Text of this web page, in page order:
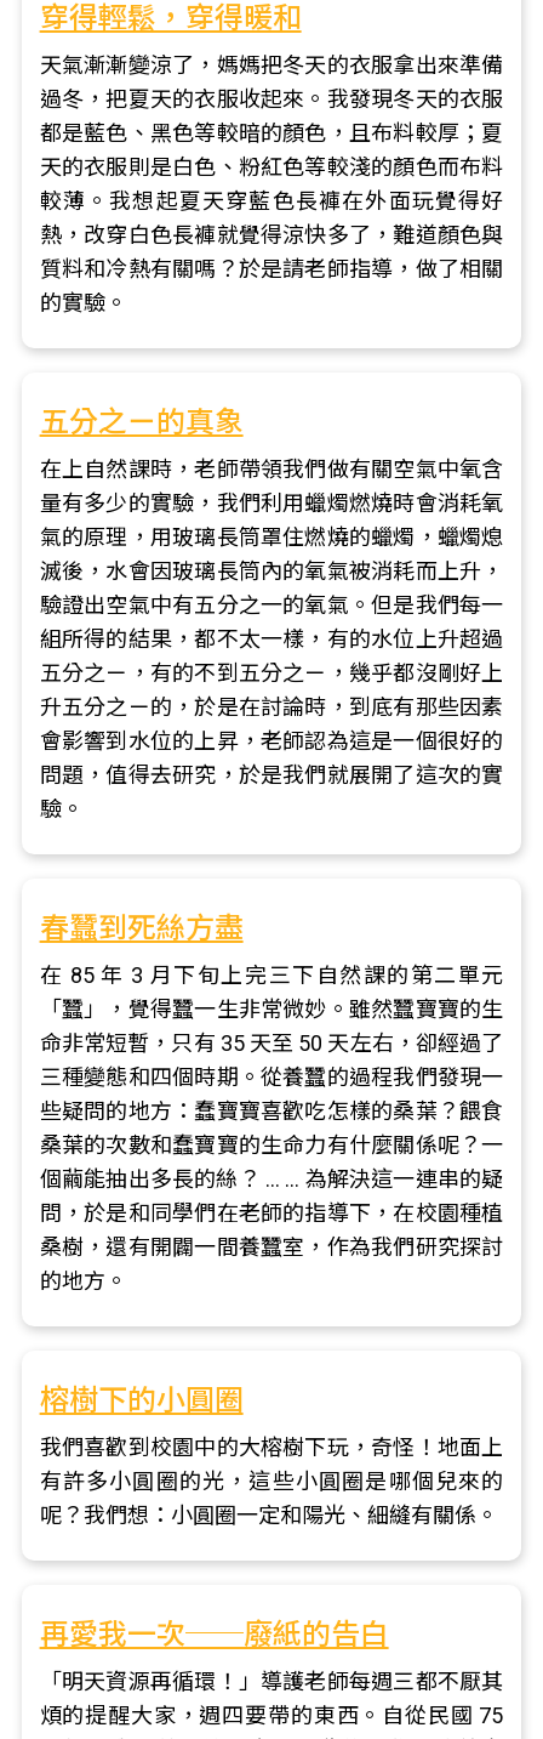
穿得輕鬆，穿得暖和
天氣漸漸變涼了，媽媽把冬天的衣服拿出來準備
過冬，把夏天的衣服收起來。我發現冬天的衣服
都是藍色、黑色等較暗的顏色，且布料較厚；夏
天的衣服則是白色、粉紅色等較淺的顏色而布料
較薄。我想起夏天穿藍色長褲在外面玩覺得好
熱，改穿白色長褲就覺得涼快多了，難道顏色與
質料和冷熱有關嗎？於是請老師指導，做了相關
的實驗。
五分之ㄧ的真象
在上自然課時，老師帶領我們做有關空氣中氧含
量有多少的實驗，我們利用蠟燭燃燒時會消耗氧
氣的原理，用玻璃長筒罩住燃燒的蠟燭，蠟燭熄
滅後，水會因玻璃長筒內的氧氣被消耗而上升，
驗證出空氣中有五分之一的氧氣。但是我們每一
組所得的結果，都不太一樣，有的水位上升超過
五分之ㄧ，有的不到五分之ㄧ，幾乎都沒剛好上
升五分之ㄧ的，於是在討論時，到底有那些因素
會影響到水位的上昇，老師認為這是一個很好的
問題，值得去研究，於是我們就展開了這次的實
驗。
春蠶到死絲方盡
在 85 年 3 月下旬上完三下自然課的第二單元
「蠶」，覺得蠶一生非常微妙。雖然蠶寶寶的生
命非常短暫，只有 35 天至 50 天左右，卻經過了
三種變態和四個時期。從養蠶的過程我們發現一
些疑問的地方：蠢寶寶喜歡吃怎樣的桑葉？餵食
桑葉的次數和蠢寶寶的生命力有什麼關係呢？一
個繭能抽出多長的絲？ … … 為解決這一連串的疑
問，於是和同學們在老師的指導下，在校園種植
桑樹，還有開闢一間養蠶室，作為我們研究探討
的地方。
榕樹下的小圓圈
我們喜歡到校園中的大榕樹下玩，奇怪！地面上
有許多小圓圈的光，這些小圓圈是哪個兒來的
呢？我們想：小圓圈一定和陽光、細縫有關係。
再愛我一次──廢紙的告白
「明天資源再循環！」導護老師每週三都不厭其
煩的提醒大家，週四要帶的東西。自從民國 75